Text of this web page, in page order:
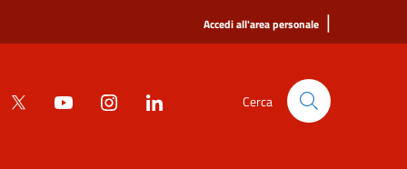
Accedi all'area personale |
Cerca